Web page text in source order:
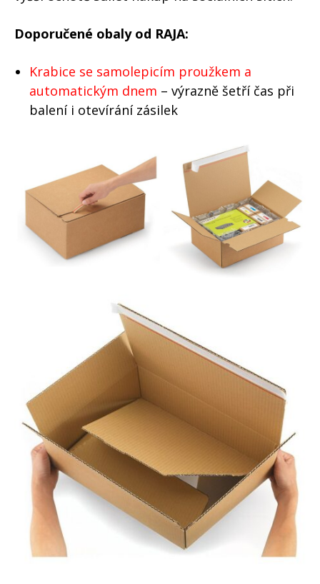
Doporučené obaly od RAJA:
Krabice se samolepicím proužkem a
automatickým dnem – výrazně šetří čas při
balení i otevírání zásilek